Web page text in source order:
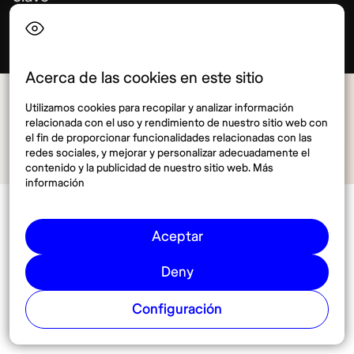
Acerca de las cookies en este sitio
Utilizamos cookies para recopilar y analizar información
relacionada con el uso y rendimiento de nuestro sitio web con
el fin de proporcionar funcionalidades relacionadas con las
redes sociales, y mejorar y personalizar adecuadamente el
contenido y la publicidad de nuestro sitio web. Más
información
Aceptar
Deny
Configuración